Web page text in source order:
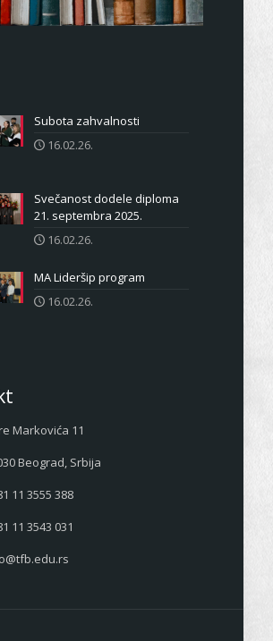
Subota zahvalnosti
16.02.26.
Svečanost dodele diploma
21. septembra 2025.
16.02.26.
MA Lideršip program
16.02.26.
Markovića 11
Beograd, Srbija
11 3555 388
11 3543 031